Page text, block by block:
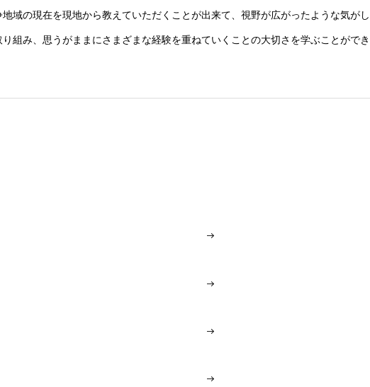
域の現在を現地から教えていただくことが出来て、視野が広がったような気が
組み、思うがままにさまざまな経験を重ねていくことの大切さを学ぶことがで